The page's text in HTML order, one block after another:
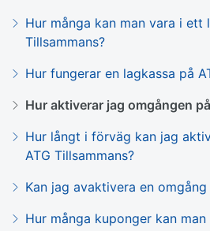
Hur många kan man vara i ett
Tillsammans?
Hur fungerar en lagkassa på
Hur aktiverar jag omgången
Hur långt i förväg kan jag
ATG Tillsammans?
Kan jag avaktivera en
Hur många kuponger kan man